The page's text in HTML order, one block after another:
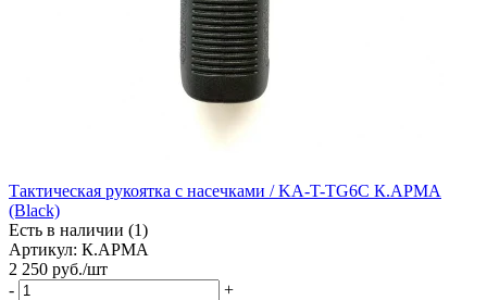
Тактическая рукоятка с насечками / KA-T-TG6C К.АРМА
(Black)
Есть в наличии (1)
Артикул: К.АРМА
2 250 руб./шт
-
+